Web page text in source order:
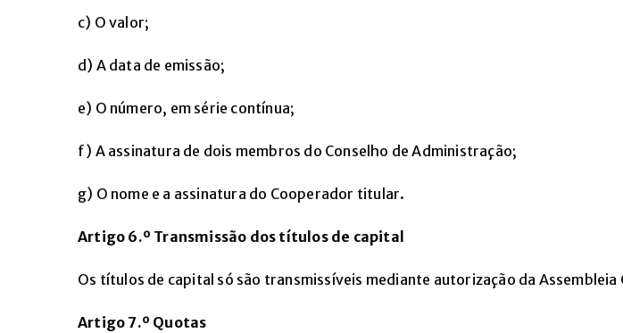
c) O valor;
d) A data de emissão;
e) O número, em série contínua;
f) A assinatura de dois membros do Conselho de Administração;
g) O nome e a assinatura do Cooperador titular.
Artigo 6.º Transmissão dos títulos de capital
Os títulos de capital só são transmissíveis mediante autorização da
Artigo 7.º Quotas